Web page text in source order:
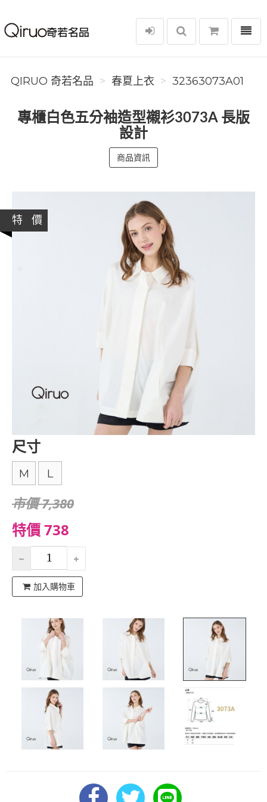
Qiruo 奇若名品
選單
QIRUO 奇若名品 春夏上衣 32363073A01
專櫃白色五分袖造型襯衫3073A 長版
設計
商品資訊
特 價
尺寸
M L
市價 7,380
特價 738
加入購物車